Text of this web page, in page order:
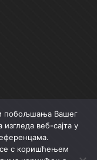
побољшања Вашег
веб-сајта у
се с коришћењем